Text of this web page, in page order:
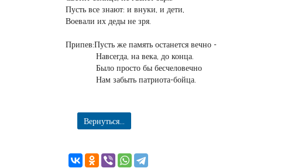
Пусть все знают: и внуки, и дети,
Воевали их деды не зря.
Припев:Пусть же память останется вечно -
Навсегда, на века, до конца.
Было просто бы бесчеловечно
Нам забыть патриота-бойца.
Вернуться...